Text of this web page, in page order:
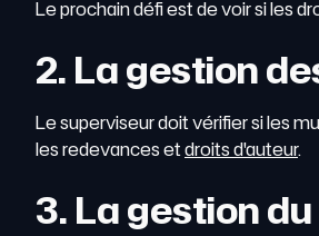
Le prochain défi est de voir si les
2. La gestion
Le superviseur doit vérifier si les
les redevances etdroits d'auteur.
3. La gestion